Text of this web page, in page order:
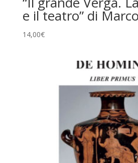
e il teatro” di
14,00€